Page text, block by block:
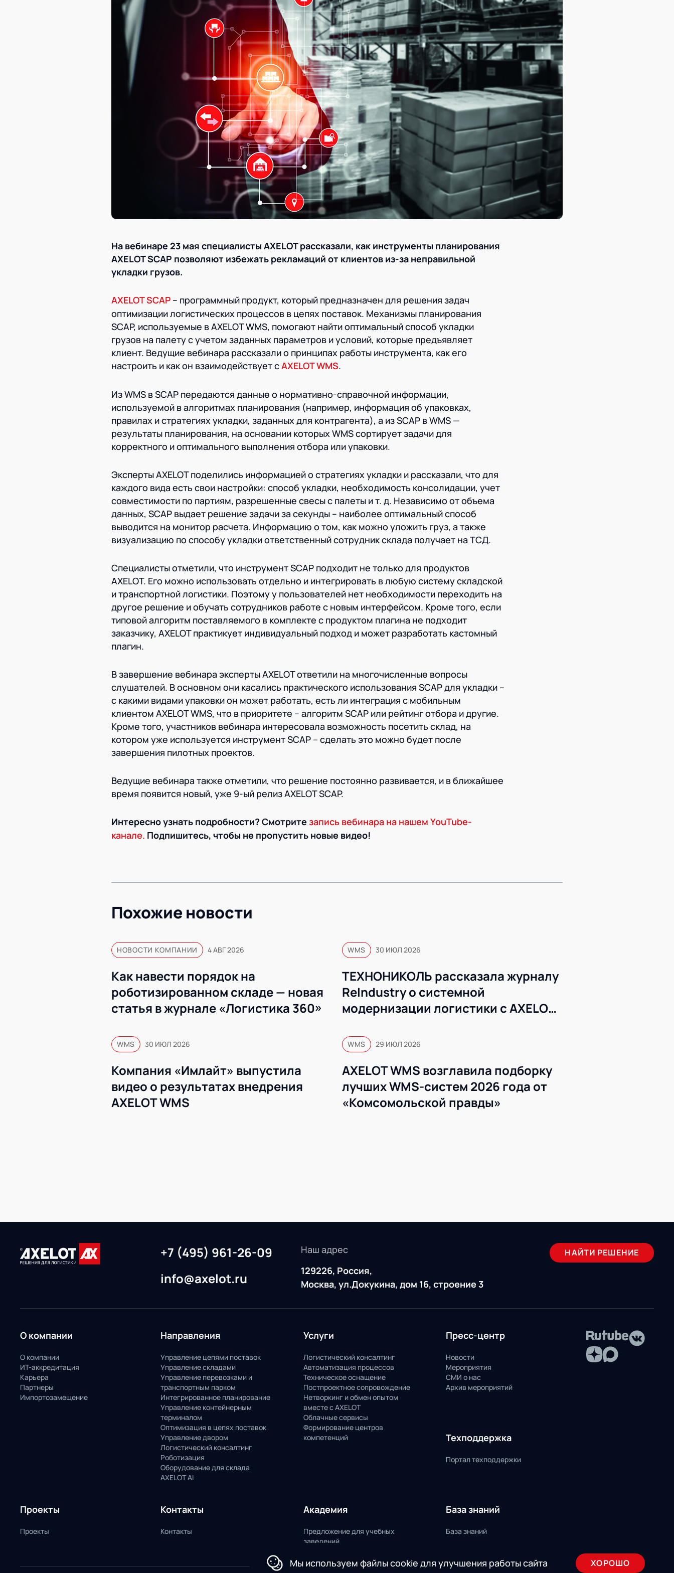
Академия
Предложение для учебных
заведений
База знаний
База знаний
На вебинаре 23 мая специалисты AXELOT рассказали, как инструменты планирования
AXELOTSCAP позволяют избежать рекламаций от клиентов из-за неправильной
укладки грузов.
AXELOT SCAP – программный продукт, который предназначен для решения задач
оптимизации логистических процессов в цепях поставок. Механизмы планирования
SCAP, используемые в AXELOT WMS, помогают найти оптимальный способ укладки
грузов на палету с учетом заданных параметров и условий, которые предъявляет
клиент. Ведущие вебинара рассказали о принципах работы инструмента, как его
настроить и как он взаимодействует сAXELOT WMS.
Из WMS в SCAP передаются данные о нормативно-справочной информации,
используемой в алгоритмах планирования (например, информация об упаковках,
правилах и стратегиях укладки, заданных для контрагента), а из SCAP в WMS —
результаты планирования, на основании которых WMS сортирует задачи для
корректного и оптимального выполнения отбора или упаковки.
Эксперты AXELOT поделились информацией о стратегиях укладки и рассказали, что для
каждого вида есть свои настройки: способ укладки, необходимость консолидации, учет
совместимости по партиям, разрешенные свесы с палеты и т. д. Независимо от объема
данных, SCAP выдает решение задачи за секунды – наиболее оптимальный способ
выводится на монитор расчета. Информацию о том, как можно уложить груз, а также
визуализацию по способу укладки ответственный сотрудник склада получает на ТСД.
Специалисты отметили, что инструмент SCAP подходит не только для продуктов
AXELOT. Его можно использовать отдельно и интегрировать в любую систему складской
и транспортной логистики. Поэтому у пользователей нет необходимости переходить на
другое решение и обучать сотрудников работе с новым интерфейсом. Кроме того, если
типовой алгоритм поставляемого в комплекте с продуктом плагина не подходит
заказчику, AXELOT практикует индивидуальный подход и может разработать кастомный
плагин.
В завершение вебинара эксперты AXELOT ответили на многочисленные вопросы
слушателей. В основном они касались практического использования SCAP для укладки –
с какими видами упаковки он может работать, есть ли интеграция с мобильным
клиентом AXELOT WMS, что в приоритете – алгоритм SCAP или рейтинг отбора и другие.
Кроме того, участников вебинара интересовала возможность посетить склад, на
котором уже используется инструмент SCAP – сделать это можно будет после
завершения пилотных проектов.
Ведущие вебинара также отметили, что решение постоянно развивается, и в ближайшее
время появится новый, уже 9-ый релиз AXELOT SCAP.
Интересно узнать подробности? Смотрите запись вебинара на нашем YouTube-
канале. Подпишитесь, чтобы не пропустить новые видео!
Похожие новости
НОВОСТИ КОМПАНИИ 4 АВГ 2026
Как навести порядок на
роботизированном складе — новая
статья в журнале «Логистика 360»
WMS 30 ИЮЛ 2026
ТЕХНОНИКОЛЬ рассказала журналу
ReIndustry о системной
модернизации логистики с AXELOT
WMS 30 ИЮЛ 2026
Компания «Имлайт» выпустила
видео о результатах внедрения
AXELOT WMS
WMS 29 ИЮЛ 2026
AXELOT WMS возглавила подборку
лучших WMS-систем 2026 года от
«Комсомольской правды»
+7 (495) 961-26-09
info@axelot.ru
Наш адрес
129226, Россия,
Москва, ул.Докукина, дом 16, строение 3
НАЙТИ РЕШЕНИЕ
О компании
О компании
ИТ-аккредитация
Карьера
Партнеры
Импортозамещение
Направления
Управление цепями поставок
Управление складами
Управление перевозками и
транспортным парком
Интегрированное планирование
Управление контейнерным
терминалом
Оптимизация в цепях поставок
Управление двором
Логистический консалтинг
Роботизация
Оборудование для склада
AXELOT AI
Услуги
Логистический консалтинг
Автоматизация процессов
Техническое оснащение
Постпроектное сопровождение
Нетворкинг и обмен опытом
вместе с AXELOT
Облачные сервисы
Формирование центров
компетенций
Пресс-центр
Новости
Мероприятия
СМИ о нас
Архив мероприятий
Техподдержка
Портал техподдержки
Проекты
Проекты
Контакты
Контакты
Академия
Предложение для учебных
заведений
База знаний
База знаний
Мы используем файлы cookie для улучшения работы сайта ХОРОШО